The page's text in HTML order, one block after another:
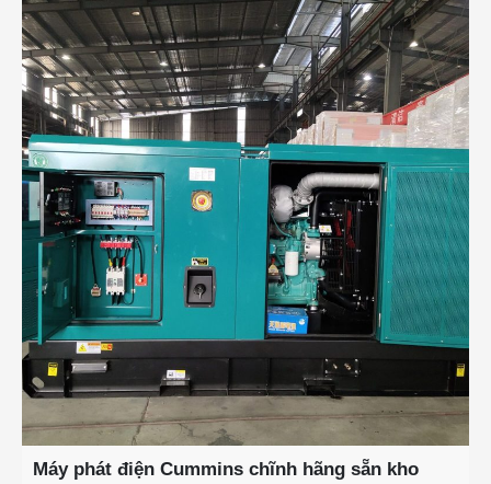
Máy phát điện Cummins chĩnh hãng sẵn kho